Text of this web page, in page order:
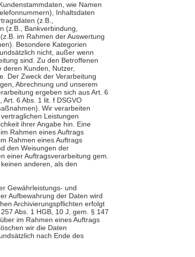
wie Namen
Inhaltsdaten
(z.B.,
(z.B., Bankverbindung,
im Rahmen der Auswertung
Besondere Kategorien
nicht, außer wenn
sind. Zu den Betroffenen
Kunden, Nutzer,
Der Zweck der Verarbeitung
Abrechnung und unserem
ergeben sich aus Art. 6
6 Abs. 1 lit. f DSGVO
Wir verarbeiten
Leistungen
ihrer Angabe hin. Eine
Rahmen eines Auftrags
Rahmen eines Auftrags
den Weisungen der
einer Auftragsverarbeitung gem.
anderen, als den
Gewährleistungs- und
Aufbewahrung der Daten wird
Archivierungspflichten erfolgt
Abs. 1 HGB, 10 J, gem. § 147
im Rahmen eines Auftrags
wir die Daten
nach Ende des